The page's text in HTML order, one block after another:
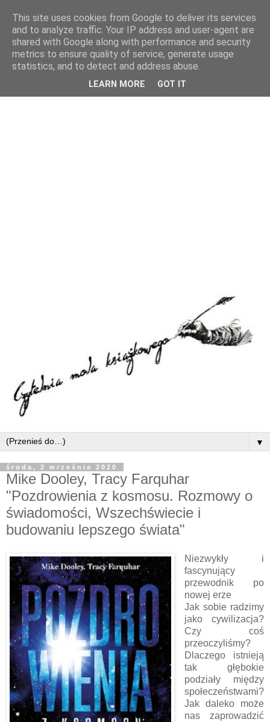
▼
środa, 2 września 2020
Mike Dooley, Tracy Farquhar
"Pozdrowienia z kosmosu. Rozmowy o
świadomości, Wszechświecie i
budowaniu lepszego świata"
Niezwykły i
fascynujący
przewodnik po
nowej erze
Jak sobie radzimy
jako cywilizacja?
Czy coś
przeoczyliśmy?
Dlaczego istnieją
tak głębokie
podziały między
społeczeństwami?
Jak daleko może
nas zaprowadzić
This site uses cookies from Google to deliver its services
and to analyze traffic. Your IP address and user-agent are
shared with Google along with performance and security
metrics to ensure quality of service, generate usage
statistics, and to detect and address abuse.
LEARN MORE GOT IT